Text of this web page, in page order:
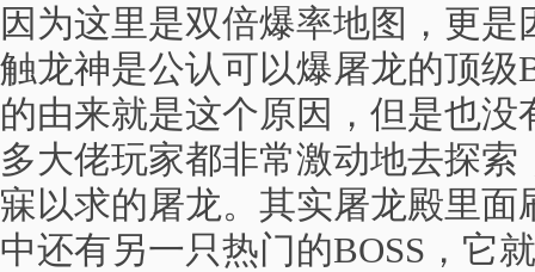
因为这里是双倍爆率地图，更
触龙神是公认可以爆屠龙的顶级
的由来就是这个原因，但是也
多大佬玩家都非常激动地去探
寐以求的屠龙。其实屠龙殿里面
中还有另一只热门的BOSS，它